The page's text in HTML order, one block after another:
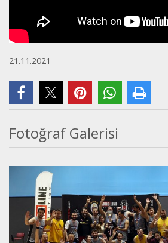
21.11.2021
Fotoğraf Galerisi